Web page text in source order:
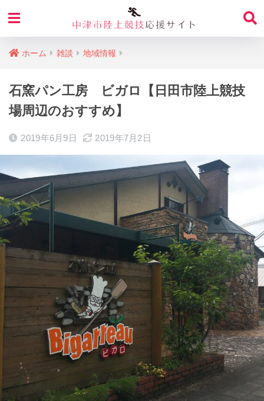
ホーム 雑談 地域情報
石窯パン工房 ビガロ【日田市陸上競技
場周辺のおすすめ】
2019年6月9日 2019年7月2日